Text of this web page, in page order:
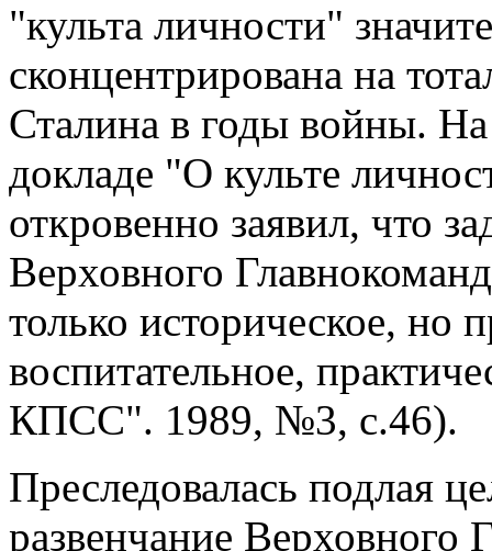
"культа личности"
сконцентрирована на
Сталина в годы войны.
докладе "О культе
откровенно заявил, что
Верховного
только историческое, но
воспитательное,
КПСС". 1989, №3, с.46).
Преследовалась подлая
развенчание Верховного